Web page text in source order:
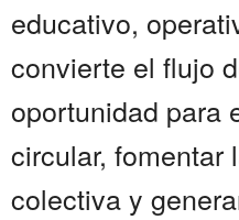
educativo,
convierte el flujo
oportunidad para
circular, fomentar
colectiva y